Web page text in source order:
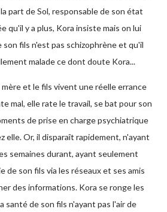
part de Sol, responsable de son état
qu'il y a plus, Kora insiste mais on lui
son fils n'est pas schizophrène et qu'il
malade ce dont doute Kora...
et le fils vivent une réelle errance
mal, elle rate le travail, se bat pour son
de prise en charge psychiatrique
elle. Or, il disparaît rapidement, n'ayant
semaines durant, ayant seulement
de son fils via les réseaux et ses amis
des informations. Kora se ronge les
santé de son fils n'ayant pas l'air de